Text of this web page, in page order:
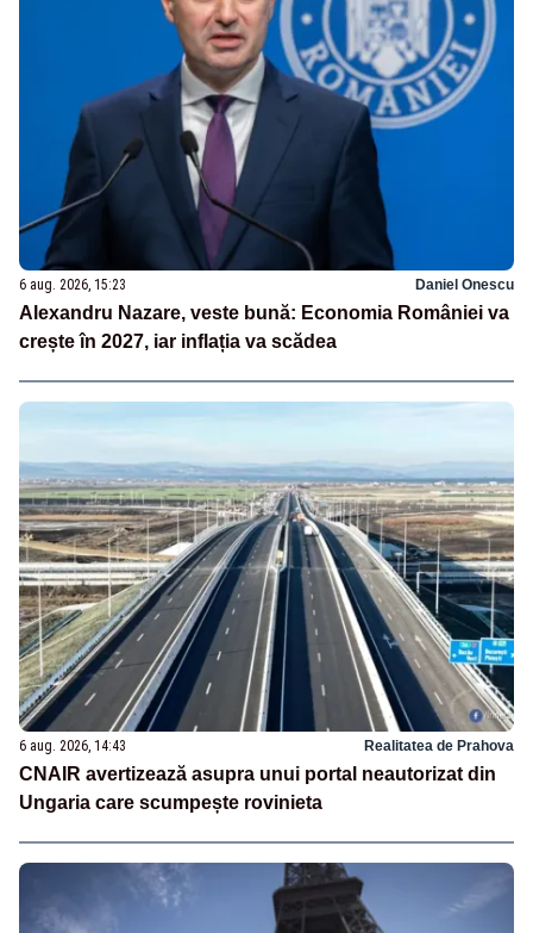
6 aug. 2026, 15:23 Daniel Onescu
Alexandru Nazare, veste bună: Economia României va
crește în 2027, iar inflația va scădea
6 aug. 2026, 14:43 Realitatea de Prahova
CNAIR avertizează asupra unui portal neautorizat din
Ungaria care scumpește rovinieta